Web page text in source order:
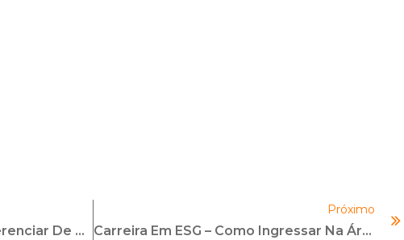
Gestão De Crises – Como Gerenciar De Forma Eficiente
Próximo
Carreira Em ESG – Como Ingressar Na Área